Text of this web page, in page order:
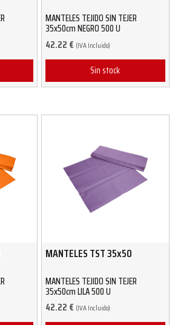
MANTELES TEJIDO SIN TEJER
35x50cm NEGRO 500 U
42.22 € (IVA Incluido)
Sin stock
MANTELES TST 35x50
MANTELES TEJIDO SIN TEJER
35x50cm LILA 500 U
42.22 € (IVA Incluido)